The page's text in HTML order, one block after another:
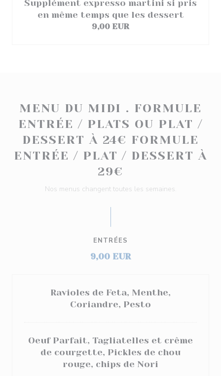
Supplément expresso martini si pris
en même temps que les dessert
9,00 EUR
MENU DU MIDI . FORMULE
ENTRÉE / PLATS OU PLAT /
DESSERT À 24€ FORMULE
ENTRÉE / PLAT / DESSERT À
29€
Nos menus changent toutes les semaines.
ENTRÉES
9,00 EUR
Ravioles de Feta, Menthe,
Coriandre, Pesto
Oeuf Parfait, Tagliatelles et crême
de courgette, Pickles de chou
rouge, chips de Nori